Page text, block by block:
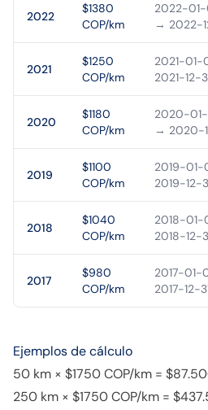
2022
$1380
COP/km
2022-01-
→ 2022-
2021
$1250
COP/km
2021-01-
2021-12-
2020
$1180
COP/km
2020-01-
→ 2020-
2019
$1100
COP/km
2019-01-
2019-12-
2018
$1040
COP/km
2018-01-
2018-12-
2017
$980
COP/km
2017-01-
2017-12-
Ejemplos de cálculo
50 km × $1750 COP/km =
250 km × $1750 COP/km =